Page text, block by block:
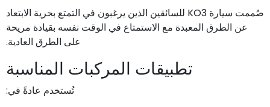
صُممت سيارة KO3 للسائقين الذين يرغبون في التمتع بحرية الابتعاد
عن الطرق المعبدة مع الاستمتاع في الوقت نفسه بقيادة مريحة
على الطرق العادية.
تطبيقات المركبات المناسبة
تُستخدم عادةً في: